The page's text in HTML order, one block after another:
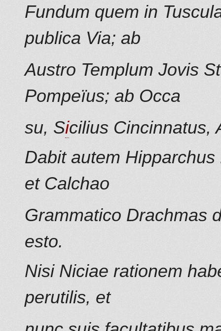
Fundum quem in
publica Via; ab
Austro Templum Jovis
Pompeïus; ab Occa
su, Sicilius Cincinnatus,
Dabit autem
et Calchao
Grammatico Drachmas
esto.
Nisi Niciae rationem
perutilis, et